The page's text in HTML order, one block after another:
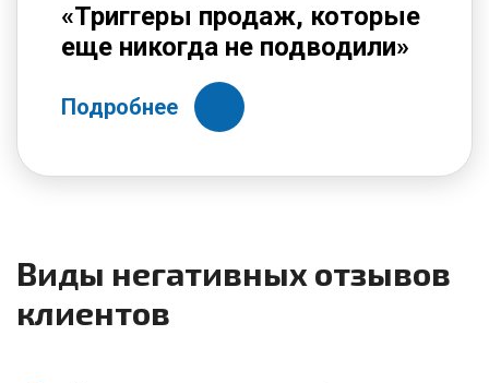
«Триггеры продаж, которые
еще никогда не подводили»
Подробнее
Виды негативных отзывов
клиентов